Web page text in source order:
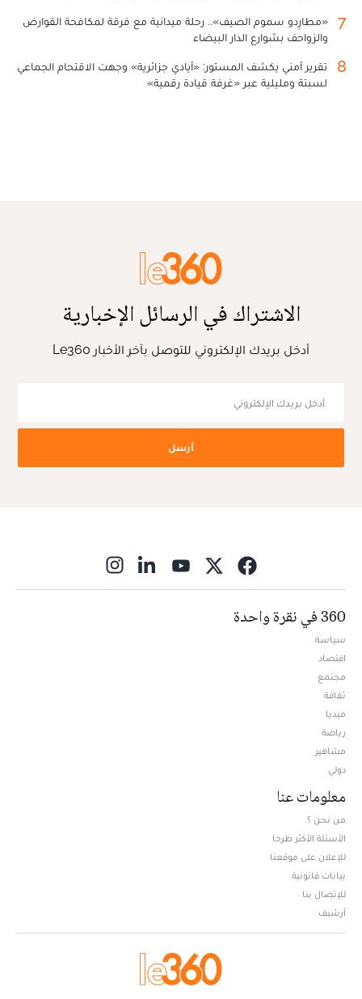
7
«مطارِدو سموم الصيف».. رحلة ميدانية مع فرقة لمكافحة القوارض
والزواحف بشوارع الدار البيضاء
8
تقرير أمني يكشف المستور: «أيادي جزائرية» وجهت الاقتحام الجماعي
لسبتة ومليلية عبر «غرفة قيادة رقمية»
الاشتراك في الرسائل الإخبارية
أدخل بريدك الإلكتروني للتوصل بآخر الأخبار Le360
أرسل
360 في نقرة واحدة
سياسة
اقتصاد
مجتمع
ثقافة
ميديا
رياضة
مشاهير
دولي
معلومات عنا
من نحن ؟
الأسئلة الأكثر طرحا
للإعلان على موقعنا
بيانات قانونية
للإتصال بنا
أرشيف